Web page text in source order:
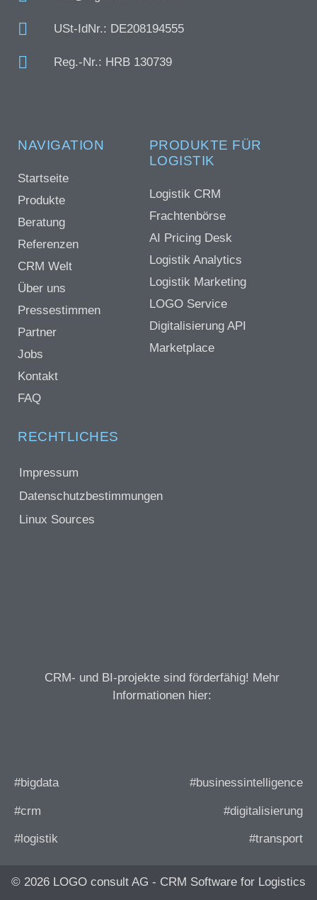
USt-IdNr.: DE208194555
Reg.-Nr.: HRB 130739
NAVIGATION
Startseite
Produkte
Beratung
Referenzen
CRM Welt
Über uns
Pressestimmen
Partner
Jobs
Kontakt
FAQ
PRODUKTE FÜR
LOGISTIK
Logistik CRM
Frachtenbörse
AI Pricing Desk
Logistik Analytics
Logistik Marketing
LOGO Service
Digitalisierung API
Marketplace
RECHTLICHES
Impressum
Datenschutzbestimmungen
Linux Sources
CRM- und BI-projekte sind förderfähig! Mehr
Informationen hier:
#bigdata #businessintelligence
#crm #digitalisierung
#logistik #transport
© 2026 LOGO consult AG - CRM Software for Logistics